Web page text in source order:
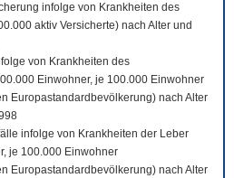
infolge von Krankheiten des
aktiv Versicherte) nach Alter und
von Krankheiten des
Einwohner, je 100.000 Einwohner
Europastandardbevölkerung) nach Alter
infolge von Krankheiten der Leber
je 100.000 Einwohner
Europastandardbevölkerung) nach Alter